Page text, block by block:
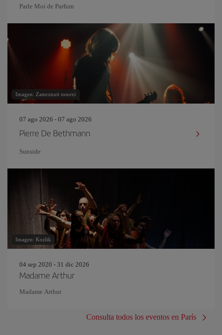
Parle Moi de Parfum
Imagen: Zamrznuti tonovi
07 ago 2026 - 07 ago 2026
Pierre De Bethmann
Sunside
Imagen: Kozlik
04 sep 2020 - 31 dic 2026
Madame Arthur
Madame Arthur
Consulta todos los eventos en París